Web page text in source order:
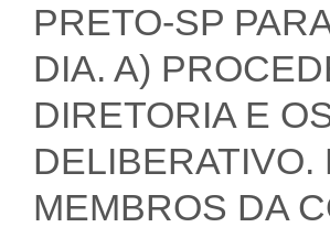
PRETO-SP
DIA. A)
DIRETORIA E
MEMBROS DA